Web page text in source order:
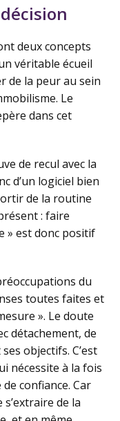
deux concepts
véritable écueil
de la peur au sein
Le
dans cet
de recul avec la
d’un logiciel bien
de la routine
: faire
» est donc positif
du
toutes faites et
». Le doute
détachement, de
objectifs. C’est
nécessite à la fois
confiance. Car
de la